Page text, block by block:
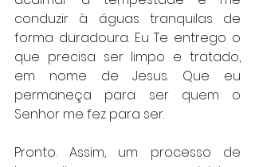
conduzir à águas tranquilas de
forma duradoura. Eu Te entrego o
que precisa ser limpo e tratado,
em nome de Jesus. Que eu
permaneça para ser quem o
Senhor me fez para ser.
Pronto. Assim, um processo de